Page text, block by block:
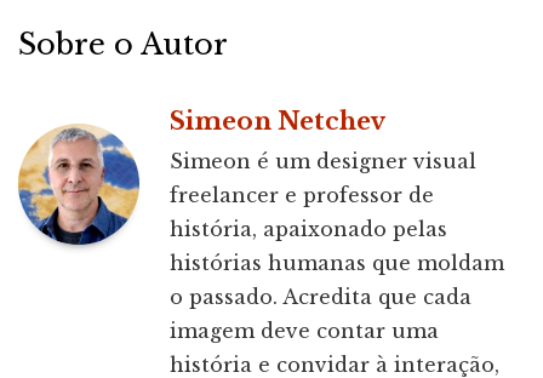
Sobre o Autor
Simeon Netchev
Simeon é um designer visual
freelancer e professor de
história, apaixonado pelas
histórias humanas que moldam
o passado. Acredita que cada
imagem deve contar uma
história e convidar à interação,